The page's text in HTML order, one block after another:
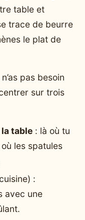
table et
trace de beurre
le plat de
pas besoin
sur trois
la table : là où tu
les spatules
:
avec une